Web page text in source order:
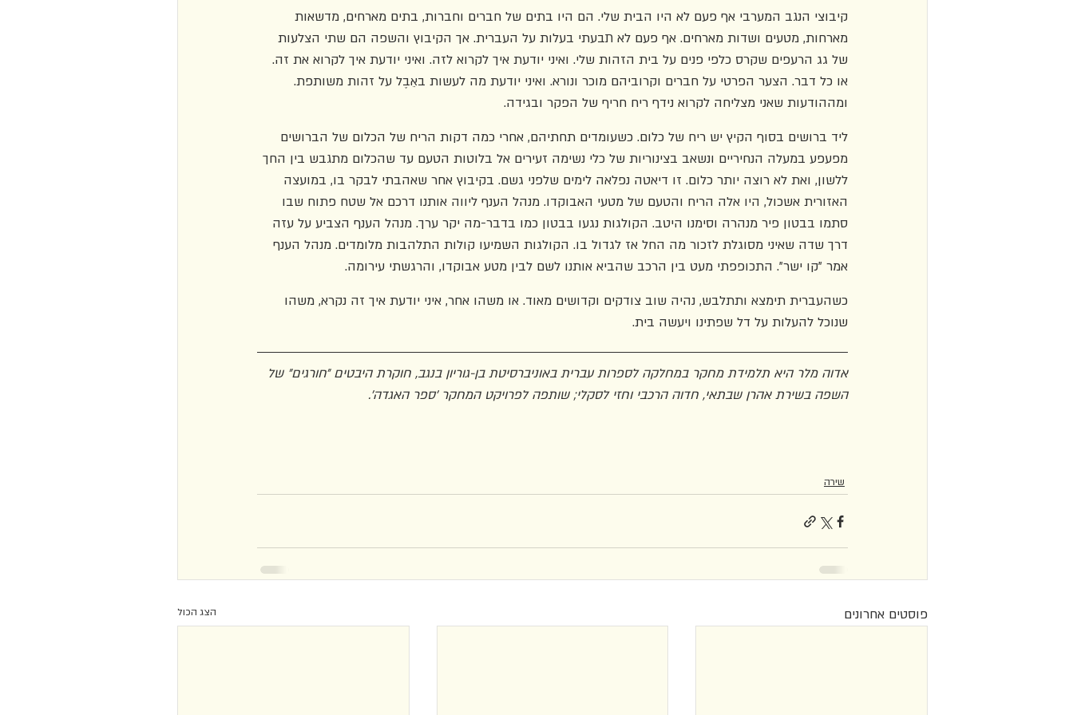
קיבוצי הנגב המערבי אף פעם לא היו הבית שלי. הם היו בתים של חברים וחברות, בתים מארחים, מדשאות
מארחות, מטעים ושדות מארחים. אף פעם לא תבעתי בעלות על העברית. אך הקיבוץ והשפה הם שתי הצלעות
של גג הרעפים שקרס כלפי פנים על בית הזהות שלי. ואיני יודעת איך לקרוא לזה. ואיני יודעת איך לקרוא את זה.
או כל דבר. הצער הפרטי על חברים וקרוביהם מוכר ונורא. ואיני יודעת מה לעשות באֵבֶל על זהות משותפת.
ומההודעות שאני מצליחה לקרוא נידף ריח חריף של הפקר ובגידה.
ליד ברושים בסוף הקיץ יש ריח של כלום. כשעומדים תחתיהם, אחרי כמה דקות הריח של הכלום של הברושים
מפעפע במעלה הנחיריים ונשאב בצינוריות של כלי נשימה זעירים אל בלוטות הטעם עד שהכלום מתגבש בין החך
ללשון, ואת לא רוצה יותר כלום. זו דיאטה נפלאה לימים שלפני גשם. בקיבוץ אחר שאהבתי לבקר בו, במועצה
האזורית אשכול, היו אלה הריח והטעם של מטעי האבוקדו. מנהל הענף ליווה אותנו דרכם אל שטח פתוח שבו
סתמו בבטון פיר מנהרה וסימנו היטב. הקולגות נגעו בבטון כמו בדבר-מה יקר ערך. מנהל הענף הצביע על עזה
דרך שדה שאיני מסוגלת לזכור מה החל אז לגדול בו. הקולגות השמיעו קולות התלהבות מלומדים. מנהל הענף
אמר "קו ישר". התכופפתי מעט בין הרכב שהביא אותנו לשם לבין מטע אבוקדו, והרגשתי עירומה.
כשהעברית תימצא ותתלבש, נהיה שוב צודקים וקדושים מאוד. או משהו אחר, איני יודעת איך זה נקרא, משהו
שנוכל להעלות על דל שפתינו ויעשה בית.
אדוה מלר היא תלמידת מחקר במחלקה לספרות עברית באוניברסיטת בן-גוריון בנגב, חוקרת היבטים ״חורגים״ של
השפה בשירת אהרן שבתאי, חדוה הרכבי וחזי לסקלי; שותפה לפרויקט המחקר ׳ספר האגדה׳.
שירה
פוסטים אחרונים הצג הכול